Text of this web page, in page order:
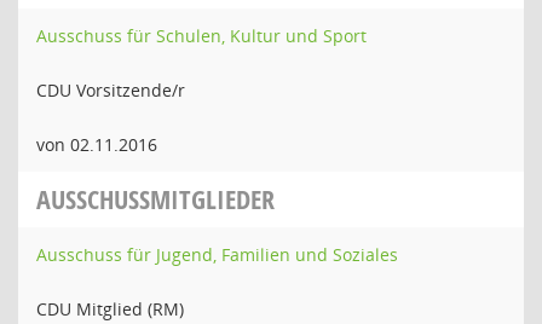
Ausschuss für Schulen, Kultur und Sport
CDU Vorsitzende/r
von 02.11.2016
AUSSCHUSSMITGLIEDER
Ausschuss für Jugend, Familien und Soziales
CDU Mitglied (RM)